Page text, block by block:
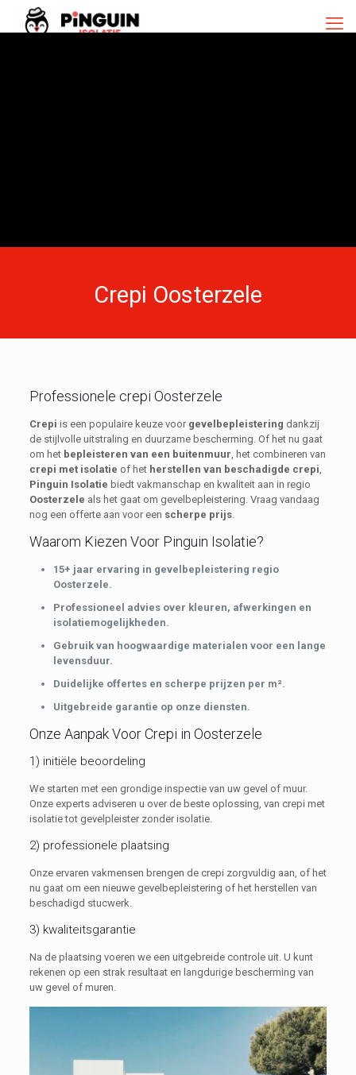
Crepi Oosterzele
Professionele crepi Oosterzele
Crepi is een populaire keuze voor gevelbepleistering dankzij
de stijlvolle uitstraling en duurzame bescherming. Of het nu gaat
om het bepleisteren van een buitenmuur , het combineren van
crepi met isolatie of het herstellen van beschadigde crepi
Pinguin Isolatie biedt vakmanschap en kwaliteit aan in regio
Oosterzele als het gaat om gevelbepleistering. Vraag vandaag
nog een offerte aan voor een scherpe prijs.
Waarom Kiezen Voor Pinguin Isolatie?
15+ jaar ervaring in gevelbepleistering regio
Oosterzele.
Professioneel advies over kleuren, afwerkingen en
isolatiemogelijkheden.
Gebruik van hoogwaardige materialen voor een lange
levensduur.
Duidelijke offertes en scherpe prijzen per m².
Uitgebreide garantie op onze diensten.
Onze Aanpak Voor Crepi in Oosterzele
1) initiële beoordeling
We starten met een grondige inspectie van uw gevel of muur.
Onze experts adviseren u over de beste oplossing, van crepi met
isolatie tot gevelpleister zonder isolatie.
2) professionele plaatsing
Onze ervaren vakmensen brengen de crepi zorgvuldig aan, of het
nu gaat om een nieuwe gevelbepleistering of het herstellen van
beschadigd stucwerk.
3) kwaliteitsgarantie
Na de plaatsing voeren we een uitgebreide controle uit. U kunt
rekenen op een strak resultaat en langdurige bescherming van
uw gevel of muren.